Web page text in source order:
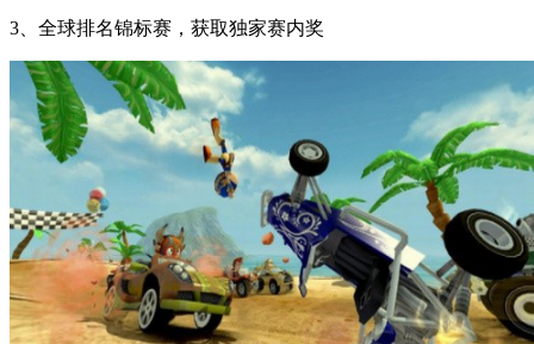
3、全球排名锦标赛，获取独家赛内奖